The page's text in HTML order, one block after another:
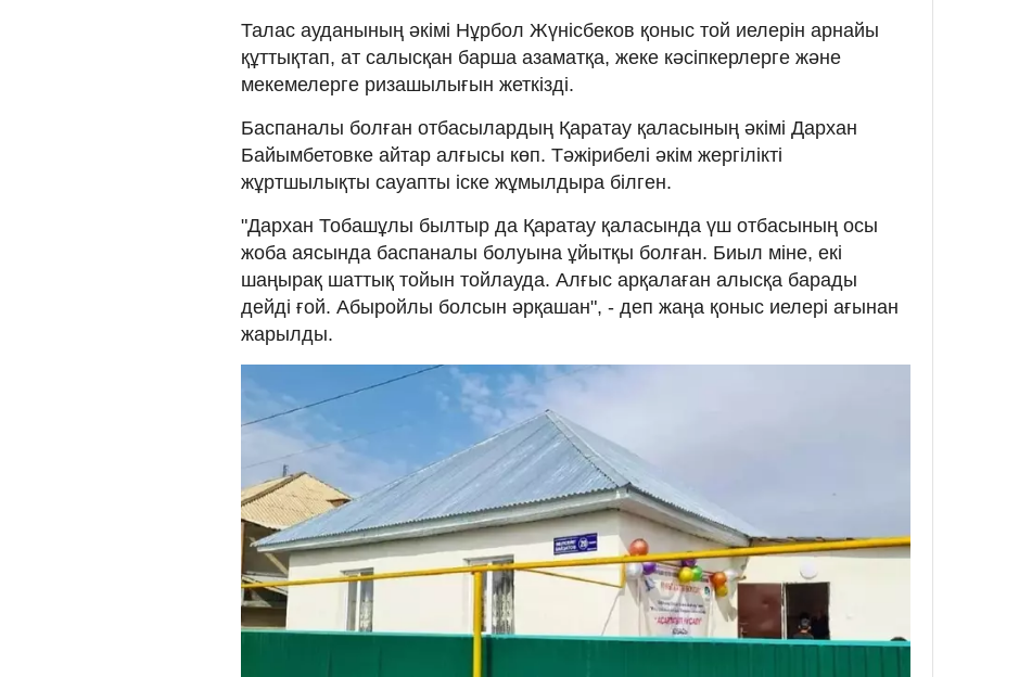
Талас ауданының әкімі Нұрбол Жүнісбеков қоныс той иелерін арнайы
құттықтап, ат салысқан барша азаматқа, жеке кәсіпкерлерге және
мекемелерге ризашылығын жеткізді.
Баспаналы болған отбасылардың Қаратау қаласының әкімі Дархан
Байымбетовке айтар алғысы көп. Тәжірибелі әкім жергілікті
жұртшылықты сауапты іске жұмылдыра білген.
"Дархан Тобашұлы былтыр да Қаратау қаласында үш отбасының осы
жоба аясында баспаналы болуына ұйытқы болған. Биыл міне, екі
шаңырақ шаттық тойын тойлауда. Алғыс арқалаған алысқа барады
дейді ғой. Абыройлы болсын әрқашан", - деп жаңа қоныс иелері ағынан
жарылды.